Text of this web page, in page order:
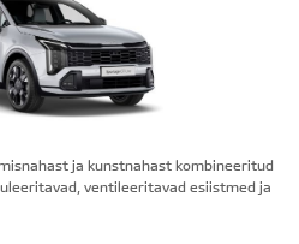
ja kunstnahast kombineeritud
ventileeritavad esiistmed ja